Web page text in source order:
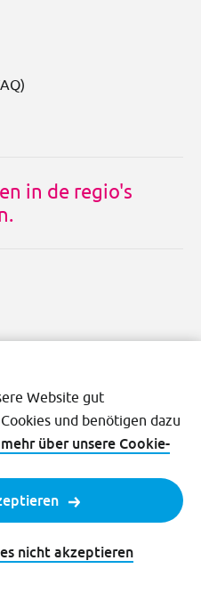
in de regio's
Website gut
und benötigen dazu
über unsere Cookie-
nicht akzeptieren